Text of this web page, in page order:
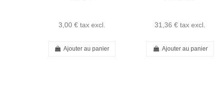
3,00 € tax excl.
Ajouter au panier
31,36 € tax excl.
Ajouter au panier